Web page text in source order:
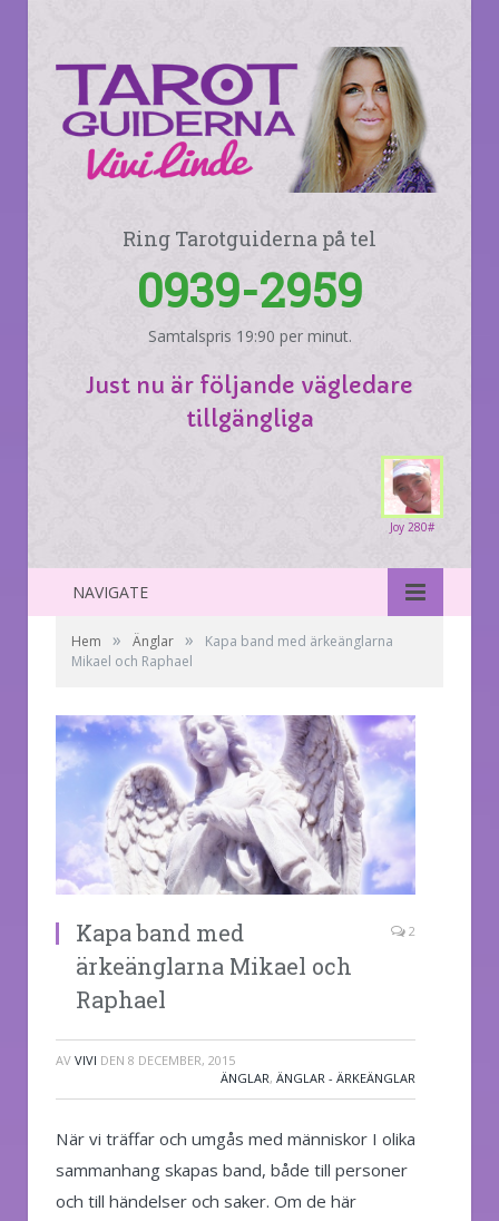
Ring Tarotguiderna på tel
0939-2959
Samtalspris 19:90 per minut.
Just nu är följande vägledare
tillgängliga
Joy 280#
NAVIGATE
Hem » Änglar »
Kapa band med ärkeänglarna
Mikael och Raphael
Kapa band med
ärkeänglarna Mikael och
Raphael
2
AV VIVI DEN 8 DECEMBER, 2015
ÄNGLAR, ÄNGLAR - ÄRKEÄNGLAR
När vi träffar och umgås med människor I olika
sammanhang skapas band, både till personer
och till händelser och saker. Om de här